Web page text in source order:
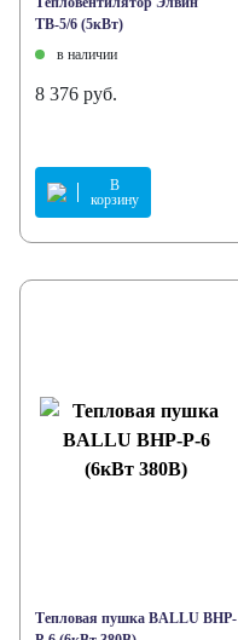
ТВ-5/6 (5кВт)
в наличии
8 376 руб.
В
корзину
Тепловая пушка BALLU BHP-